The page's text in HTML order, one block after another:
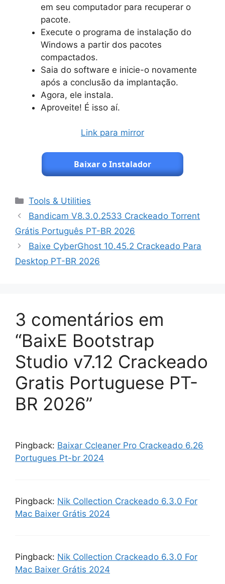
em seu computador para recuperar o
pacote.
Execute o programa de instalação do
Windows a partir dos pacotes
compactados.
Saia do software e inicie-o novamente
após a conclusão da implantação.
Agora, ele instala.
Aproveite! É isso aí.
Link para mirror
Baixar o Instalador
Categorias
Tools & Utilities
Bandicam V8.3.0.2533 Crackeado Torrent
Grátis Português PT-BR 2026
Baixe CyberGhost 10.45.2 Crackeado Para
Desktop PT-BR 2026
3 comentários em
“BaixE Bootstrap
Studio v7.12 Crackeado
Gratis Portuguese PT-
BR 2026”
Pingback: Baixar Ccleaner Pro Crackeado 6.26
Portugues Pt-br 2024
Pingback: Nik Collection Crackeado 6.3.0 For
Mac Baixer Grátis 2024
Pingback: Nik Collection Crackeado 6.3.0 For
Mac Baixer Grátis 2024